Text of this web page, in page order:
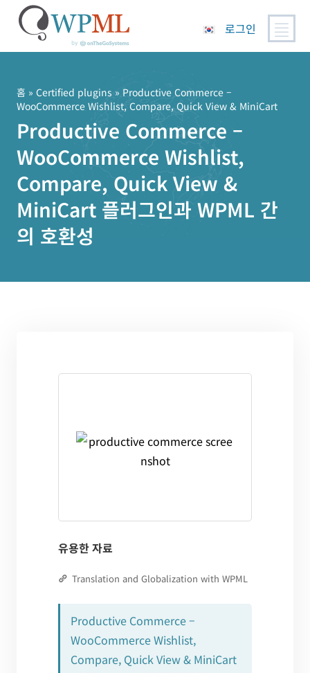
로그인
홈 » Certified plugins » Productive Commerce –
WooCommerce Wishlist, Compare, Quick View & MiniCart
Productive Commerce –
WooCommerce Wishlist,
Compare, Quick View &
MiniCart 플러그인과 WPML 간
의 호환성
유용한 자료
Translation and Globalization with WPML
Productive Commerce –
WooCommerce Wishlist,
Compare, Quick View & MiniCart